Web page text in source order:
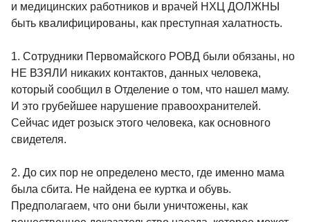
и медицинских работников и врачей НХЦ ДОЛЖНЫ
быть квалифицированы, как преступная халатность.
1. Сотрудники Первомайского РОВД были обязаны, но
НЕ ВЗЯЛИ никаких контактов, данных человека,
который сообщил в Отделение о том, что нашел маму.
И это грубейшее нарушение правоохранителей.
Сейчас идет розыск этого человека, как основного
свидетеля.
2. До сих пор не определено место, где именно мама
была сбита. Не найдена ее куртка и обувь.
Предполагаем, что они были уничтожены, как